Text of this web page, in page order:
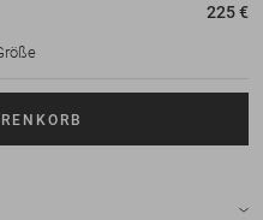
225 €